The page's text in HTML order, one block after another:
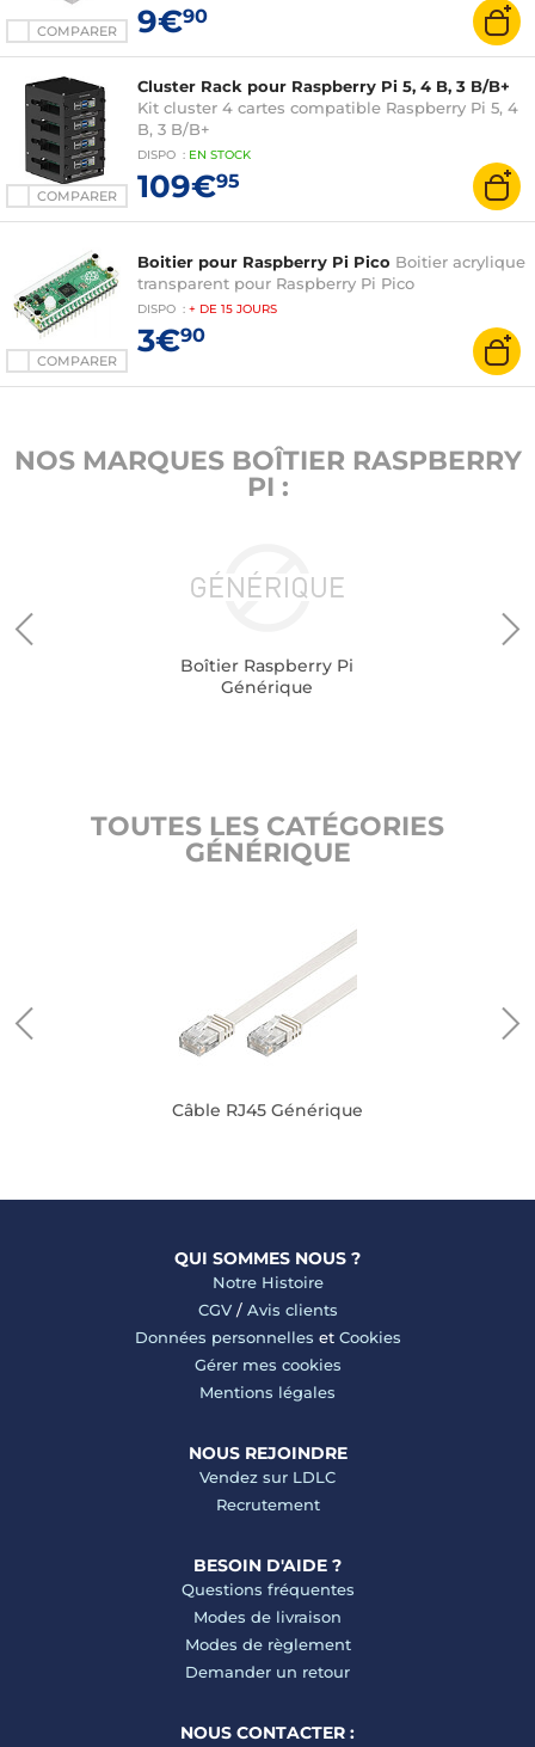
COMPARER 9€90
COMPARER
Cluster Rack pour Raspberry Pi 5, 4 B, 3 B/B+
Kit cluster 4 cartes compatible Raspberry Pi 5, 4
B, 3 B/B+
DISPO : EN STOCK
109€95
COMPARER
Boitier pour Raspberry Pi Pico Boitier acrylique
transparent pour Raspberry Pi Pico
DISPO : + DE 15 JOURS
3€90
NOS MARQUES BOÎTIER RASPBERRY
PI :
Boîtier Raspberry Pi
Générique
TOUTES LES CATÉGORIES
GÉNÉRIQUE
Câble RJ45 Générique
QUI SOMMES NOUS ?
Notre Histoire
CGV/ Avis clients
Données personnelles et Cookies
Gérer mes cookies
Mentions légales
NOUS REJOINDRE
Vendez sur LDLC
Recrutement
BESOIN D'AIDE ?
Questions fréquentes
Modes de livraison
Modes de règlement
Demander un retour
NOUS CONTACTER :